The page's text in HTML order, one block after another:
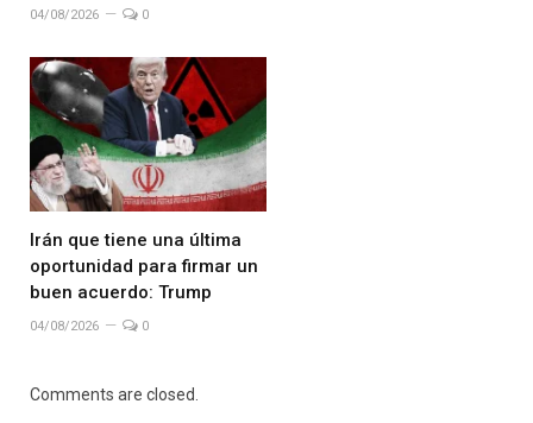
04/08/2026 0
Irán que tiene una última
oportunidad para firmar un
buen acuerdo: Trump
04/08/2026 0
Comments are closed.